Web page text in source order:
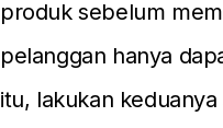
produk sebelum
pelanggan hanya
itu, lakukan